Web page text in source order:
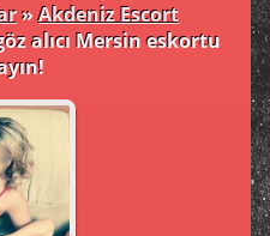
»Akdeniz Escort
alıcı Mersin eskortu